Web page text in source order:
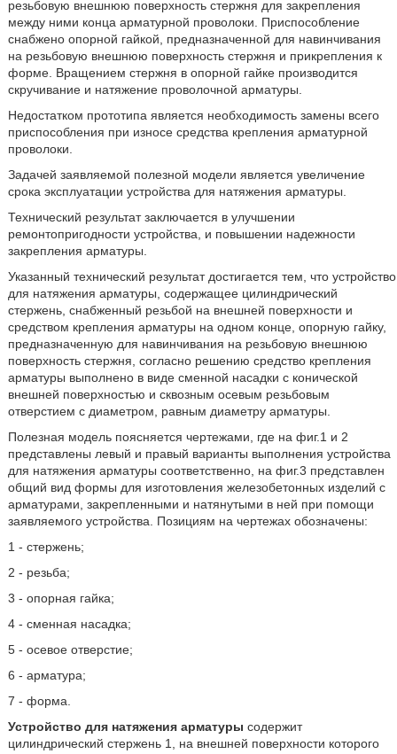
резьбовую внешнюю поверхность стержня для закрепления
между ними конца арматурной проволоки. Приспособление
снабжено опорной гайкой, предназначенной для навинчивания
на резьбовую внешнюю поверхность стержня и прикрепления к
форме. Вращением стержня в опорной гайке производится
скручивание и натяжение проволочной арматуры.
Недостатком прототипа является необходимость замены всего
приспособления при износе средства крепления арматурной
проволоки.
Задачей заявляемой полезной модели является увеличение
срока эксплуатации устройства для натяжения арматуры.
Технический результат заключается в улучшении
ремонтопригодности устройства, и повышении надежности
закрепления арматуры.
Указанный технический результат достигается тем, что устройство
для натяжения арматуры, содержащее цилиндрический
стержень, снабженный резьбой на внешней поверхности и
средством крепления арматуры на одном конце, опорную гайку,
предназначенную для навинчивания на резьбовую внешнюю
поверхность стержня, согласно решению средство крепления
арматуры выполнено в виде сменной насадки с конической
внешней поверхностью и сквозным осевым резьбовым
отверстием с диаметром, равным диаметру арматуры.
Полезная модель поясняется чертежами, где на фиг.1 и 2
представлены левый и правый варианты выполнения устройства
для натяжения арматуры соответственно, на фиг.3 представлен
общий вид формы для изготовления железобетонных изделий с
арматурами, закрепленными и натянутыми в ней при помощи
заявляемого устройства. Позициям на чертежах обозначены:
1 - стержень;
2 - резьба;
3 - опорная гайка;
4 - сменная насадка;
5 - осевое отверстие;
6 - арматура;
7 - форма.
Устройство для натяжения арматуры содержит
цилиндрический стержень 1, на внешней поверхности которого